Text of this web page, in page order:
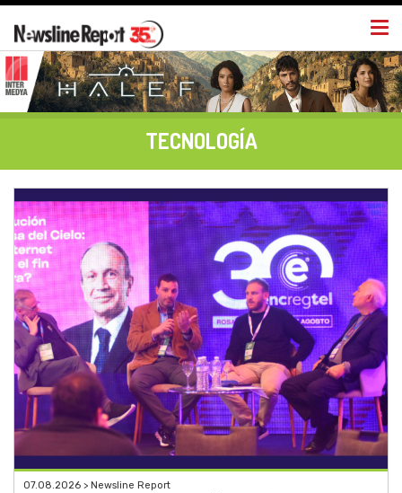
TECNOLOGÍA
07.08.2026 > Newsline Report